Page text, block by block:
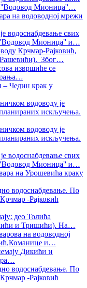
''Водовод Мионица''…
на водоводној мрежи
водоснабдевање свих
Мионица'' и…
Крчмар-Рајковић,
Због…
извршиће се
…
– Чедин крак у
водоводу је
искључења.
водоводу је
искључења.
водоснабдевање свих
Мионица'' и…
на Урошевића краку
водоснабдевање. По
-Рајковић
део Толића
и Тришићи). На…
на водоводној
и…
Дикићи и
…
водоснабдевање. По
-Рајковић